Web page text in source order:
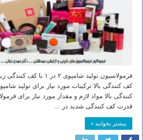
فرمولاسیون تولید شامپوی
کف کنندگی بالا ترکیبات مورد نیاز برای تولید
قدرت کف کنندگی شدید در …
بیشتر بخوانید »